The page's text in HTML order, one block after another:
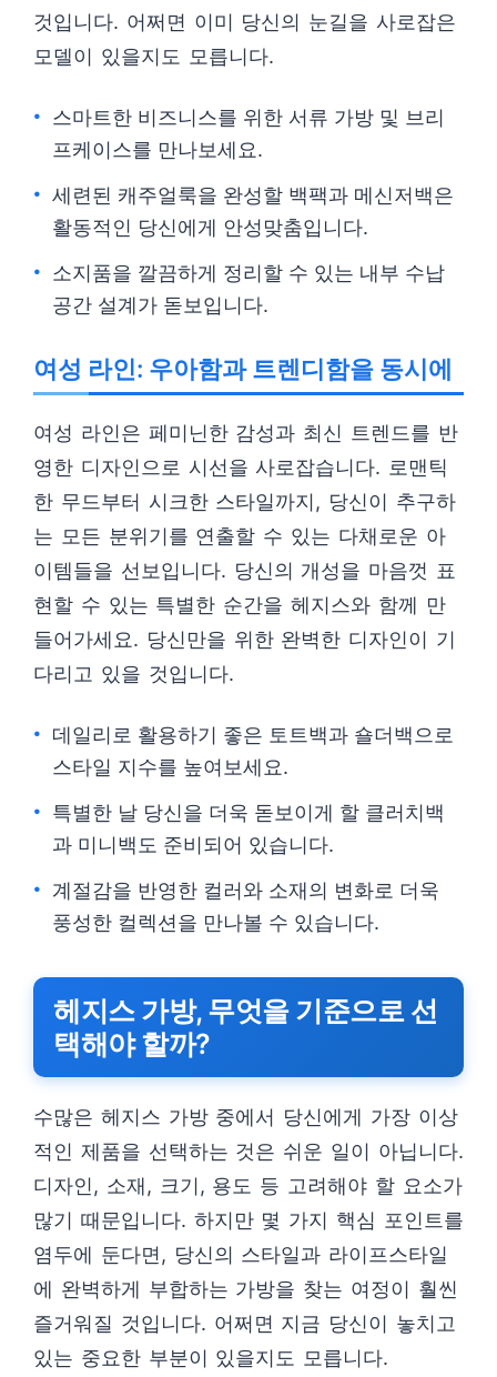
것입니다. 어쩌면 이미 당신의 눈길을 사로잡은
모델이 있을지도 모릅니다.
스마트한 비즈니스를 위한 서류 가방 및 브리
프케이스를 만나보세요.
세련된 캐주얼룩을 완성할 백팩과 메신저백은
활동적인 당신에게 안성맞춤입니다.
소지품을 깔끔하게 정리할 수 있는 내부 수납
공간 설계가 돋보입니다.
여성 라인: 우아함과 트렌디함을 동시에
여성 라인은 페미닌한 감성과 최신 트렌드를 반
영한 디자인으로 시선을 사로잡습니다. 로맨틱
한 무드부터 시크한 스타일까지, 당신이 추구하
는 모든 분위기를 연출할 수 있는 다채로운 아
이템들을 선보입니다. 당신의 개성을 마음껏 표
현할 수 있는 특별한 순간을 헤지스와 함께 만
들어가세요. 당신만을 위한 완벽한 디자인이 기
다리고 있을 것입니다.
데일리로 활용하기 좋은 토트백과 숄더백으로
스타일 지수를 높여보세요.
특별한 날 당신을 더욱 돋보이게 할 클러치백
과 미니백도 준비되어 있습니다.
계절감을 반영한 컬러와 소재의 변화로 더욱
풍성한 컬렉션을 만나볼 수 있습니다.
헤지스 가방, 무엇을 기준으로 선
택해야 할까?
수많은 헤지스 가방 중에서 당신에게 가장 이상
적인 제품을 선택하는 것은 쉬운 일이 아닙니다.
디자인, 소재, 크기, 용도 등 고려해야 할 요소가
많기 때문입니다. 하지만 몇 가지 핵심 포인트를
염두에 둔다면, 당신의 스타일과 라이프스타일
에 완벽하게 부합하는 가방을 찾는 여정이 훨씬
즐거워질 것입니다. 어쩌면 지금 당신이 놓치고
있는 중요한 부분이 있을지도 모릅니다.